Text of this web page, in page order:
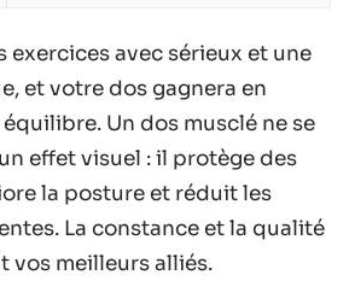
exercices avec sérieux et une
et votre dos gagnera en
Un dos musclé ne se
effet visuel : il protège des
la posture et réduit les
La constance et la qualité
vos meilleurs alliés.